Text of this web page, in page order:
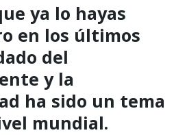
ya lo hayas
en los últimos
del
y la
ha sido un tema
mundial.